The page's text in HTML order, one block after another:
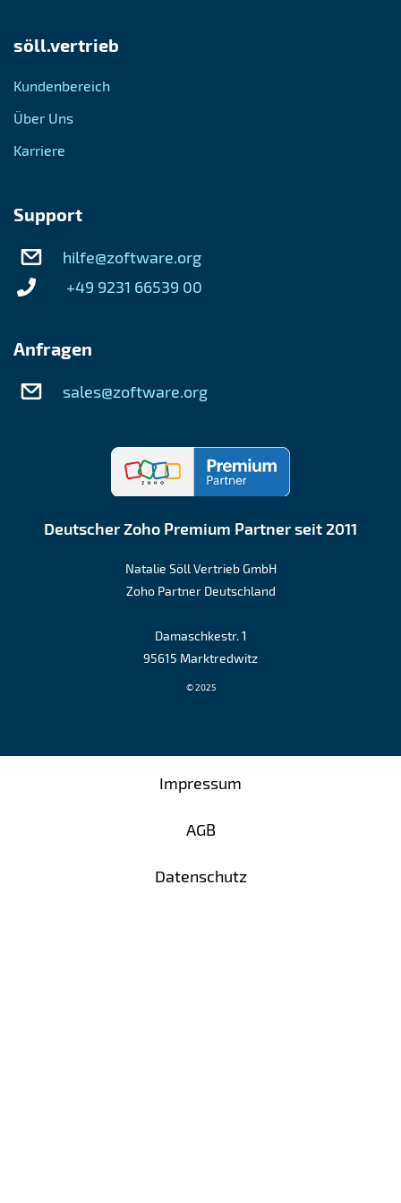
söll.vertrieb
Kundenbereich
Über Uns
Karriere
Support
hilfe@zoftware.org
+49 9231 66539 00
Anfragen
sales@zoftware.org
Deutscher Zoho Premium Partner seit 2011
Natalie Söll Vertrieb GmbH
Zoho Partner Deutschland
Damaschkestr. 1
95615 Marktredwitz
© 2025
Impressum
AGB
Datenschutz